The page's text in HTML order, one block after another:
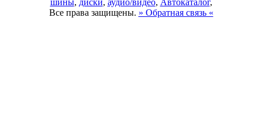
Все права защищены. » Обратная связь «